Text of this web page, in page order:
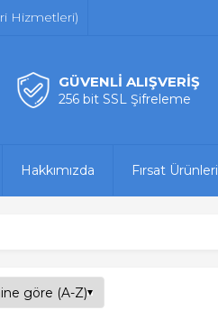
Hizmetleri)
GÜVENLİ ALIŞVERİŞ
256 bit SSL Şifreleme
Hakkımızda Fırsat Ürünleri